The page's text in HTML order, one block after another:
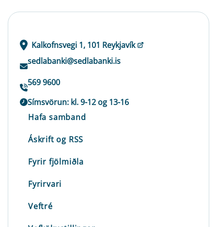
Kalkofnsvegi 1, 101 Reykjavík
sedlabanki@sedlabanki.is
569 9600
Símsvörun: kl. 9-12 og 13-16
Hafa samband
Áskrift og RSS
Fyrir fjölmiðla
Fyrirvari
Veftré